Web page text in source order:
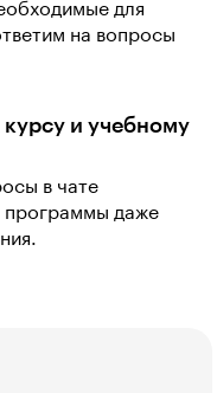
для
на вопросы
и учебному
в чате
программы даже